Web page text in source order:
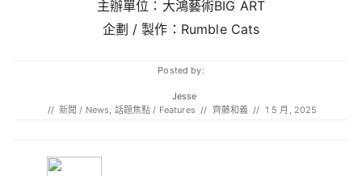
主辦單位：大鴻藝術BIG ART
企劃 / 製作：Rumble Cats
Posted by:
Jesse
// 新聞 / News, 話題焦點 / Features // 齊藤和義 // 1 5 月, 2025